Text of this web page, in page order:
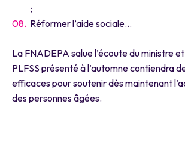
;
Réformer l’aide sociale…
La FNADEPA salue l’écoute du ministre
PLFSS présenté à l’automne contiendra
efficaces pour soutenir dès maintenant
des personnes âgées.